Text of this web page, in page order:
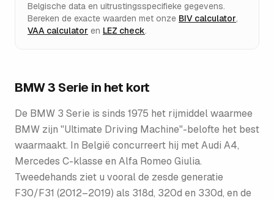
Belgische data en uitrustingsspecifieke gegevens.
Bereken de exacte waarden met onze BIV calculator,
VAA calculator en LEZ check.
BMW 3 Serie in het kort
De BMW 3 Serie is sinds 1975 het rijmiddel waarmee
BMW zijn "Ultimate Driving Machine"-belofte het best
waarmaakt. In België concurreert hij met Audi A4,
Mercedes C-klasse en Alfa Romeo Giulia.
Tweedehands ziet u vooral de zesde generatie
F30/F31 (2012–2019) als 318d, 320d en 330d, en de